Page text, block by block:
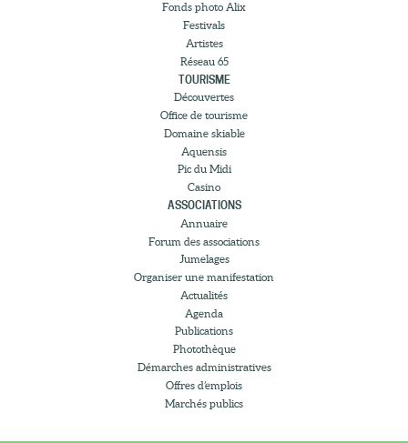
Fonds photo Alix
Festivals
Artistes
Réseau 65
TOURISME
Découvertes
Office de tourisme
Domaine skiable
Aquensis
Pic du Midi
Casino
ASSOCIATIONS
Annuaire
Forum des associations
Jumelages
Organiser une manifestation
Actualités
Agenda
Publications
Photothèque
Démarches administratives
Offres d’emplois
Marchés publics